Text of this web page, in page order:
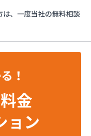
総合センター
ぽーと真岡SS
店
、一度当社の無料相談